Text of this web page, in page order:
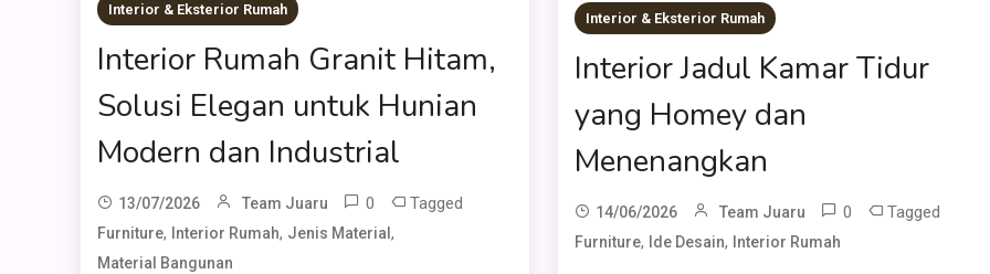
Interior & Eksterior Rumah
Interior Rumah Granit Hitam,
Solusi Elegan untuk Hunian
Modern dan Industrial
13/07/2026 Team Juaru 0 Tagged
Furniture, Interior Rumah, Jenis Material ,
Material Bangunan
Interior & Eksterior Rumah
Interior Jadul Kamar Tidur
yang Homey dan
Menenangkan
14/06/2026 Team Juaru 0 Tagged
Furniture, Ide Desain, Interior Rumah